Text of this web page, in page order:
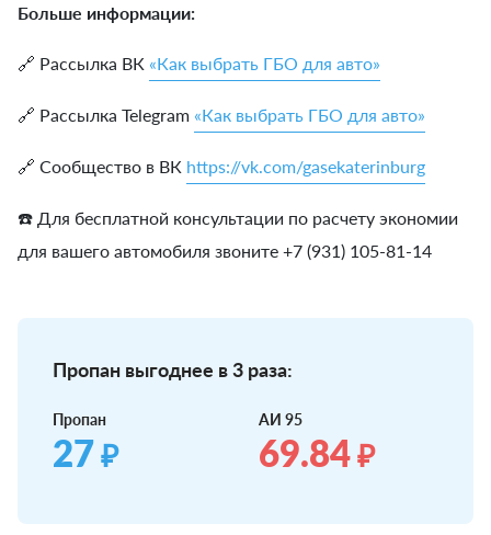
Больше информации:
🔗 Рассылка ВК «Как выбрать ГБО для авто»
🔗 Рассылка Telegram «Как выбрать ГБО для авто»
🔗 Сообщество в ВК https://vk.com/gasekaterinburg
☎️ Для бесплатной консультации по расчету экономии
для вашего автомобиля звоните +7 (931) 105-81-14
Пропан выгоднее в 3 раза:
Пропан
27₽
АИ 95
69.84₽